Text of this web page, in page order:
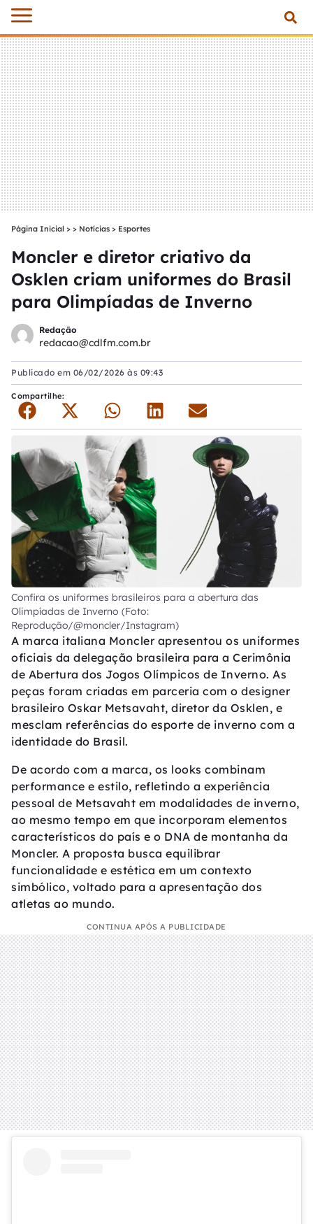
Página Inicial > Notícias > Esportes
Moncler e diretor criativo da
Osklen criam uniformes do Brasil
para Olimpíadas de Inverno
Redação
redacao@cdlfm.com.br
Publicado em 06/02/2026 às 09:43
Compartilhe:
Confira os uniformes brasileiros para a abertura das
Olimpíadas de Inverno (Foto:
Reprodução/@moncler/Instagram)
A marca italiana Moncler apresentou os uniformes
oficiais da delegação brasileira para a Cerimônia
de Abertura dos Jogos Olímpicos de Inverno. As
peças foram criadas em parceria com o designer
brasileiro Oskar Metsavaht, diretor da Osklen, e
mesclam referências do esporte de inverno com a
identidade do Brasil.
De acordo com a marca, os looks combinam
performance e estilo, refletindo a experiência
pessoal de Metsavaht em modalidades de inverno,
ao mesmo tempo em que incorporam elementos
característicos do país e o DNA de montanha da
Moncler. A proposta busca equilibrar
funcionalidade e estética em um contexto
simbólico, voltado para a apresentação dos
atletas ao mundo.
CONTINUA APÓS A PUBLICIDADE